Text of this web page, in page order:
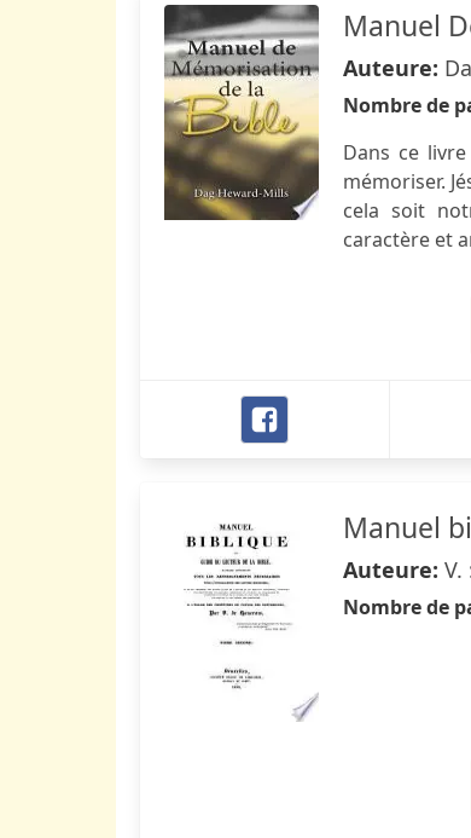
Manuel
Auteure:
Nombre de
Dans ce
mémoriser.
cela soit
caractère et
Manuel
Auteure: V.
Nombre de